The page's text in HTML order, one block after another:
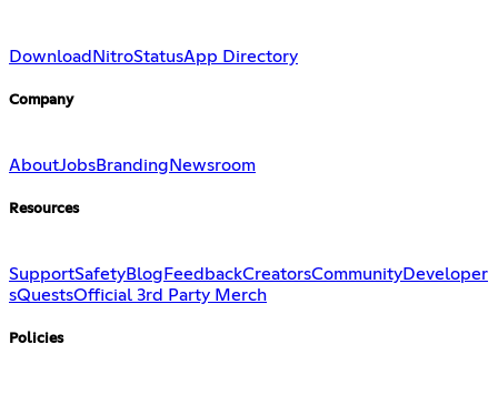
DownloadNitroStatusApp Directory
Company
AboutJobsBranding Newsroom
Resources
SupportSafetyBlog FeedbackCreatorsCommunityDeveloper
sQuestsOfficial 3rd Party Merch
Policies